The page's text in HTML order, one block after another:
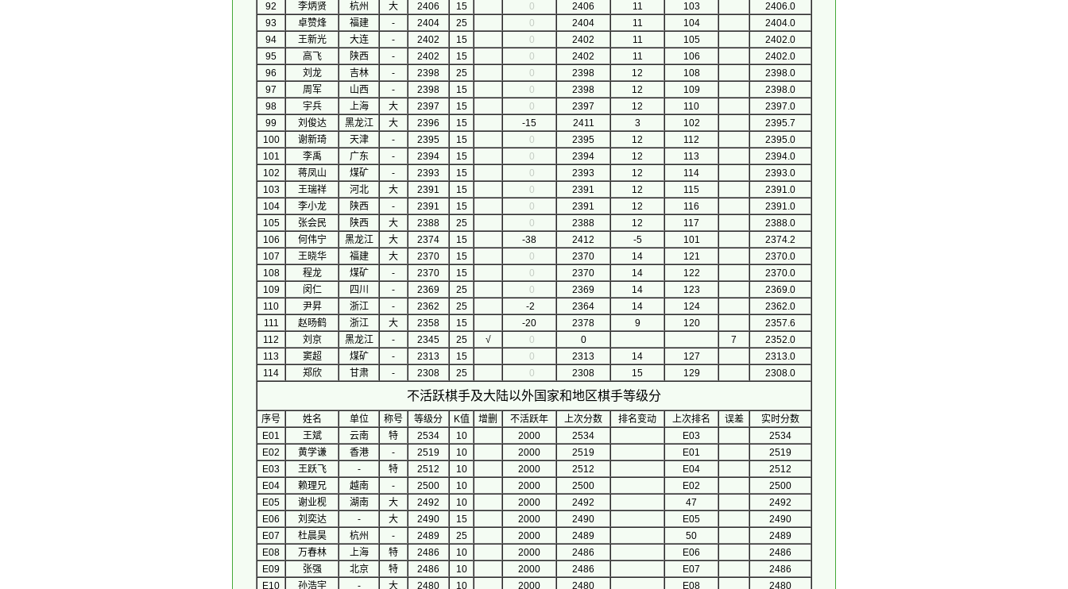
92
李炳贤 杭州 大 2406 15 0 2406 11 103
2406.0
93
卓赞烽 福建 - 2404 25 0 2404 11 104
2404.0
94
王新光 大连 - 2402 15 0 2402 11 105
2402.0
95
高飞 陕西 - 2402 15 0 2402 11 106
2402.0
96
刘龙 吉林 - 2398 25 0 2398 12 108
2398.0
97
周军 山西 - 2398 15 0 2398 12 109
2398.0
98
宇兵 上海 大 2397 15 0 2397 12 110
2397.0
99
刘俊达 黑龙江 大 2396 15 -15 2411 3 102
2395.7
100
谢新琦 天津 - 2395 15 0 2395 12 112
2395.0
101
李禹 广东 - 2394 15 0 2394 12 113
2394.0
102
蒋凤山 煤矿 - 2393 15 0 2393 12 114
2393.0
103
王瑞祥 河北 大 2391 15 0 2391 12 115
2391.0
104
李小龙 陕西 - 2391 15 0 2391 12 116
2391.0
105
张会民 陕西 大 2388 25 0 2388 12 117
2388.0
106
何伟宁 黑龙江 大 2374 15 -38 2412 -5 101
2374.2
107
王晓华 福建 大 2370 15 0 2370 14 121
2370.0
108
程龙 煤矿 - 2370 15 0 2370 14 122
2370.0
109
闵仁 四川 - 2369 25 0 2369 14 123
2369.0
110
尹昇 浙江 - 2362 25 -2 2364 14 124
2362.0
111
赵旸鹤 浙江 大 2358 15 -20 2378 9 120
2357.6
112
刘京 黑龙江 - 2345 25 √ 0 0 7
2352.0
113
窦超 煤矿 - 2313 15 0 2313 14 127
2313.0
114
郑欣 甘肃 - 2308 25 0 2308 15 129 2308.0
不活跃棋手及大陆以外国家和地区棋手等级分
序号 姓名 单位 称号 等级分 K值 增删 不活跃年 上次分数 排名变动 上次排名 误差
实时分数
E01
王斌 云南 特 2534 10 2000 2534 E03
2534
E02
黄学谦 香港 - 2519 10 2000 2519 E01
2519
E03
王跃飞 - 特 2512 10 2000 2512 E04
2512
E04
赖理兄 越南 - 2500 10 2000 2500 E02
2500
E05
谢业枧 湖南 大 2492 10 2000 2492 47
2492
E06
刘奕达 - 大 2490 15 2000 2490 E05
2490
E07
杜晨昊 杭州 - 2489 25 2000 2489 50
2489
E08
万春林 上海 特 2486 10 2000 2486 E06
2486
E09
张强 北京 特 2486 10 2000 2486 E07
2486
E10
孙浩宇 - 大 2480 10 2000 2480 E08
2480